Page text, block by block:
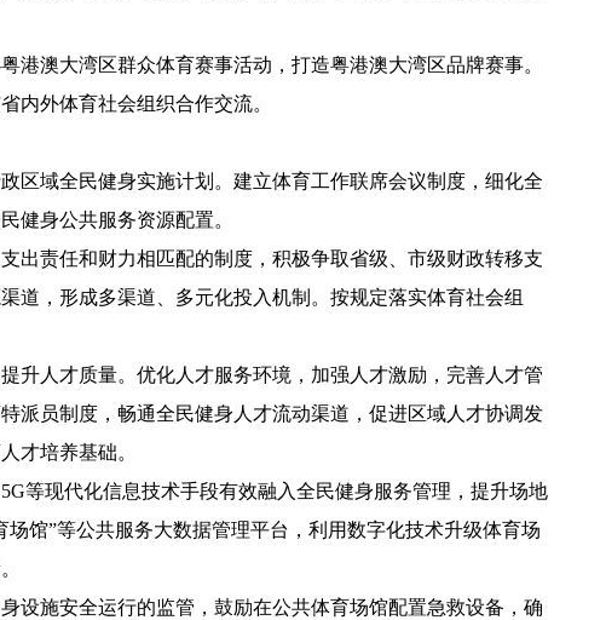
澳大湾区群众体育赛事活动，打造粤港澳大湾区品牌赛事。
内外体育社会组织合作交流。
域全民健身实施计划。建立体育工作联席会议制度，细化全
健身公共服务资源配置。
责任和财力相匹配的制度，积极争取省级、市级财政转移支
道，形成多渠道、多元化投入机制。按规定落实体育社会组
人才质量。优化人才服务环境，加强人才激励，完善人才管
派员制度，畅通全民健身人才流动渠道，促进区域人才协调发
才培养基础。
现代化信息技术手段有效融入全民健身服务管理，提升场地
馆”等公共服务大数据管理平台，利用数字化技术升级体育场
施安全运行的监管，鼓励在公共体育场馆配置急救设备，确